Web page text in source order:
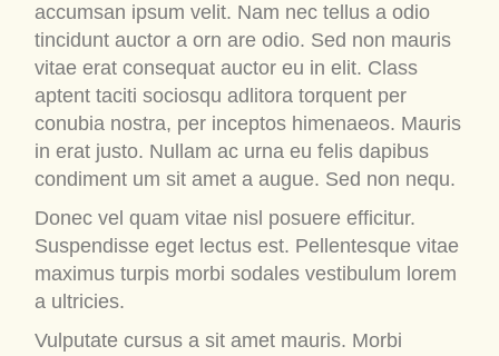
accumsan ipsum velit. Nam nec tellus a odio
tincidunt auctor a orn are odio. Sed non mauris
vitae erat consequat auctor eu in elit. Class
aptent taciti sociosqu adlitora torquent per
conubia nostra, per inceptos himenaeos. Mauris
in erat justo. Nullam ac urna eu felis dapibus
condiment um sit amet a augue. Sed non nequ.
Donec vel quam vitae nisl posuere efficitur.
Suspendisse eget lectus est. Pellentesque vitae
maximus turpis morbi sodales vestibulum lorem
a ultricies.
Vulputate cursus a sit amet mauris. Morbi